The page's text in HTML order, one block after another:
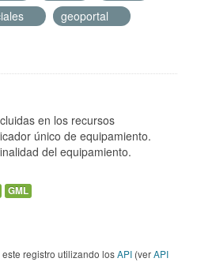
geoportal
en los recursos
único de equipamiento.
del equipamiento.
GML
registro utilizando losAPI (verAPI